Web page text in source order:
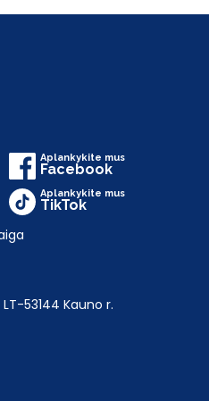
Aplankykite mus
Facebook
Aplankykite mus
TikTok
LT-53144 Kauno r.